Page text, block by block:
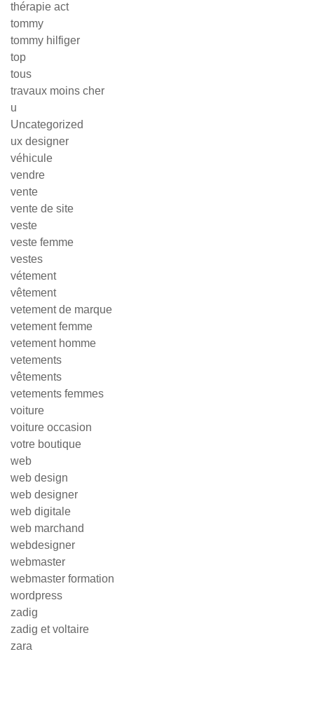
thérapie act
tommy
tommy hilfiger
top
tous
travaux moins cher
u
Uncategorized
ux designer
véhicule
vendre
vente
vente de site
veste
veste femme
vestes
vétement
vêtement
vetement de marque
vetement femme
vetement homme
vetements
vêtements
vetements femmes
voiture
voiture occasion
votre boutique
web
web design
web designer
web digitale
web marchand
webdesigner
webmaster
webmaster formation
wordpress
zadig
zadig et voltaire
zara